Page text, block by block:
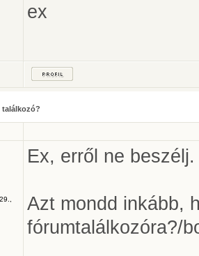
ex
találkozó?
Ex, erről ne beszélj.
Azt mondd inkább,
fórumtalálkozóra?/